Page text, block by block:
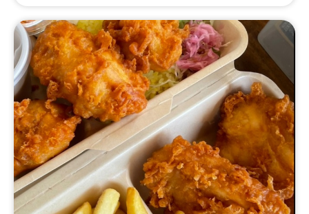
鶏肉、野菜、米は国産にこだわってます。